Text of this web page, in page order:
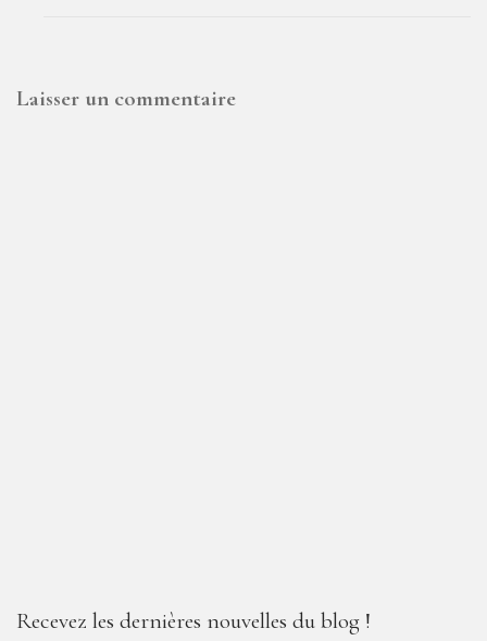
Laisser un commentaire
Recevez les dernières nouvelles du blog !